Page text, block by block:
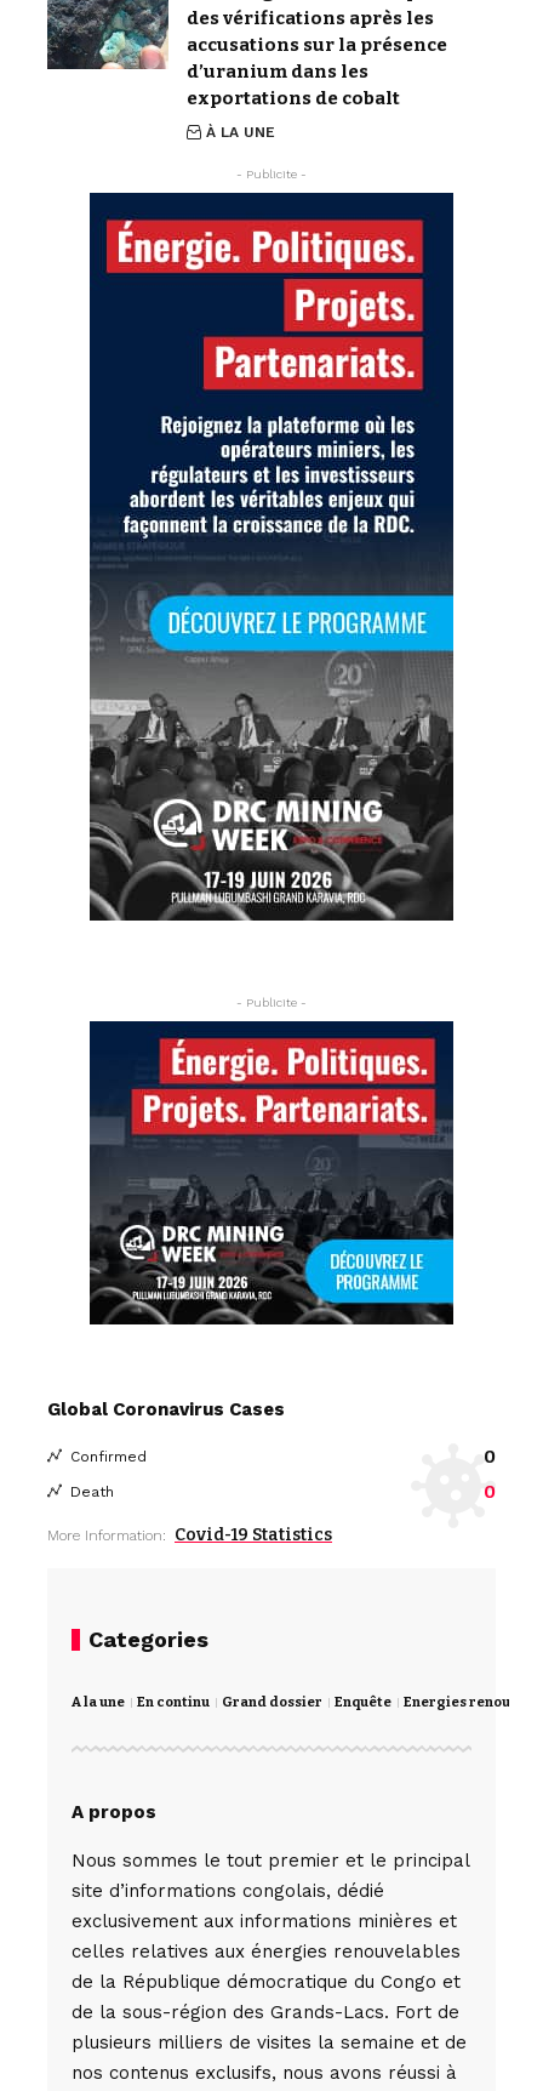
des vérifications après les
accusations sur la présence
d’uranium dans les
exportations de cobalt
À LA UNE
- Publicite -
- Publicite -
Global Coronavirus Cases
Confirmed 0
Death 0
More Information: Covid-19 Statistics
Categories
A la une En continu Grand dossier Enquête Energies
A propos
Nous sommes le tout premier et le principal
site d’informations congolais, dédié
exclusivement aux informations minières et
celles relatives aux énergies renouvelables
de la République démocratique du Congo et
de la sous-région des Grands-Lacs. Fort de
plusieurs milliers de visites la semaine et de
nos contenus exclusifs, nous avons réussi à